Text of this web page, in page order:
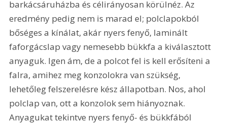
barkácsáruházba és célirányosan körülnéz. Az
eredmény pedig nem is marad el; polclapokból
bőséges a kínálat, akár nyers fenyő, laminált
faforgácslap vagy nemesebb bükkfa a kiválasztott
anyaguk. Igen ám, de a polcot fel is kell erősíteni a
falra, amihez meg konzolokra van szükség,
lehetőleg felszerelésre kész állapotban. Nos, ahol
polclap van, ott a konzolok sem hiányoznak.
Anyagukat tekintve nyers fenyő- és bükkfából